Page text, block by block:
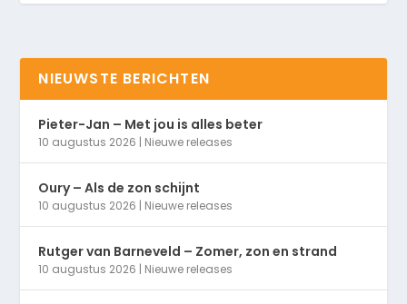
NIEUWSTE BERICHTEN
Pieter-Jan – Met jou is alles beter
10 augustus 2026 | Nieuwe releases
Oury – Als de zon schijnt
10 augustus 2026 | Nieuwe releases
Rutger van Barneveld – Zomer, zon en strand
10 augustus 2026 | Nieuwe releases